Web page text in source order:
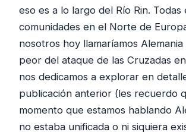
eso es a lo largo del Río Rin. Todas
comunidades en el Norte de
nosotros hoy llamaríamos
peor del ataque de las Cruzadas
nos dedicamos a explorar en
publicación anterior (les recuerdo
momento que estamos hablando
no estaba unificada o ni siquiera